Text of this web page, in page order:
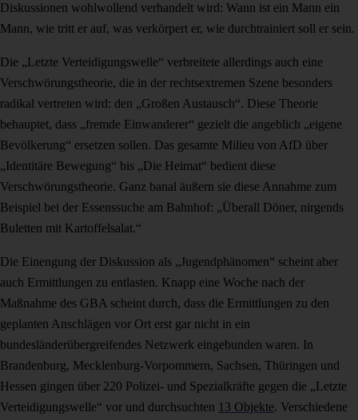
Diskussionen wohlwollend verhandelt wird: Wann ist ein Mann ein
Mann, wie tritt er auf, was verkörpert er, wie durchtrainiert soll er sein.
Die „Letzte Verteidigungswelle“ verbreitete allerdings auch eine
Verschwörungstheorie, die in der rechtsextremen Szene besonders
radikal vertreten wird: den „Großen Austausch“. Diese Theorie
behauptet, dass „fremde Einwanderer“ gezielt die angeblich „eigene
Bevölkerung“ ersetzen sollen. Das gesamte Milieu von AfD über
„Identitäre Bewegung“ bis „Die Heimat“ bedient diese
Verschwörungstheorie. Ganz banal äußern sie diese Annahme zum
Beispiel bei der Essenssuche am Bahnhof: „Überall Döner, nirgends
Buletten mit Kartoffelsalat.“
Die Einengung der Diskussion als „Jugendphänomen“ scheint aber
auch Ermittlungen zu entlasten. Knapp eine Woche nach der
Maßnahme des GBA scheint durch, dass die Ermittlungen zu den
geplanten Anschlägen vor Ort erst gar nicht in ein
bundesländerübergreifendes Netzwerk eingebunden waren. In
Brandenburg, Mecklenburg-Vorpommern, Sachsen, Thüringen und
Hessen gingen über 220 Polizei- und Spezialkräfte gegen die „Letzte
Verteidigungswelle“ vor und durchsuchten 13 Objekte. Verschiedene